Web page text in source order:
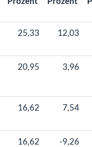
25,33 12,03
20,95 3,96
16,62 7,54
16,62 -9,26